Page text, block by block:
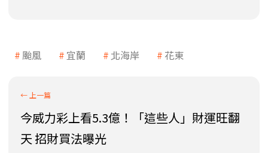
颱風 宜蘭 北海岸 花東
今威力彩上看5.3億！「這些人」財運旺翻
天 招財買法曝光